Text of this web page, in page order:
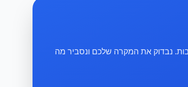
נבדוק את המקרה שלכם ונסביר מה